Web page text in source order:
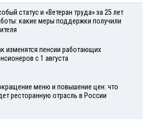
статус и «Ветеран труда» за 25 лет
какие меры поддержки получили
изменятся пенсии работающих
с 1 августа
меню и повышение цен: что
ресторанную отрасль в России